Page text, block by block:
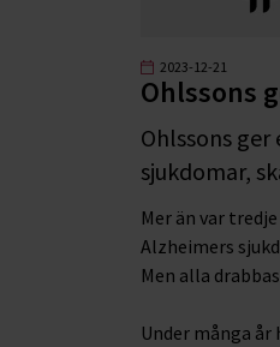
2023-12-21
Ohlssons
Ohlssons
sjukdomar,
Mer än var
Alzheimers
Men alla
Under många